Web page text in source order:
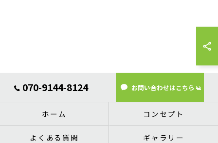
070-9144-8124 お問い合わせはこちら
ホーム コンセプト
よくある質問 ギャラリー